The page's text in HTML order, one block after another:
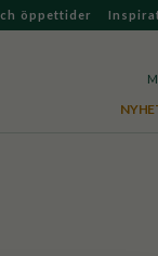
öppettider